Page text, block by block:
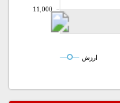
11,000
ارزش